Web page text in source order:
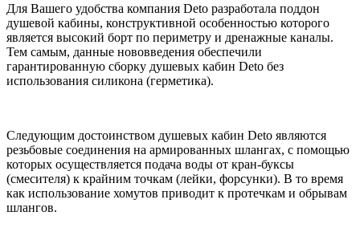
Для Вашего удобства компания Deto разработала поддон
душевой кабины, конструктивной особенностью которого
является высокий борт по периметру и дренажные каналы.
Тем самым, данные нововведения обеспечили
гарантированную сборку душевых кабин Deto без
использования силикона (герметика).
Следующим достоинством душевых кабин Deto являются
резьбовые соединения на армированных шлангах, с помощью
которых осуществляется подача воды от кран-буксы
(смесителя) к крайним точкам (лейки, форсунки). В то время
как использование хомутов приводит к протечкам и обрывам
шлангов.